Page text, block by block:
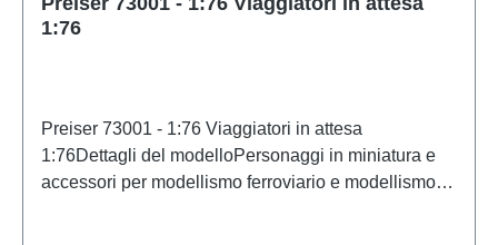
1:76
Preiser 73001 - 1:76 Viaggiatori in attesa
1:76Dettagli del modelloPersonaggi in miniatura e
accessori per modellismo ferroviario e modellismo di